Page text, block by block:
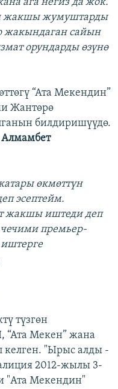
жакшы жумуштарды
жакындаган сайын
орундарды өзүнө
“Ата Мекендин”
Жантөрө
билдиришүүдө.
Алмамбет
өкмөттүн
эсептейм.
жакшы иштеди деп
премьер-
түзгөн
Мекен” жана
келген. "Ырыс алды -
2012-жылы 3-
"Ата Мекендин"